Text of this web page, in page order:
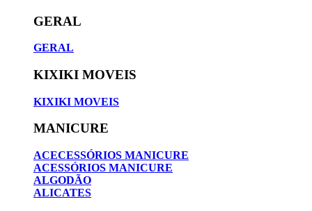
GERAL
GERAL
KIXIKI MOVEIS
KIXIKI MOVEIS
MANICURE
ACECESSÓRIOS MANICURE
ACESSÓRIOS MANICURE
ALGODÃO
ALICATES